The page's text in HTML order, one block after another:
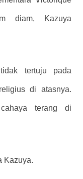
diam, Kazuya
tertuju pada
di atasnya.
cahaya terang di
Kazuya.